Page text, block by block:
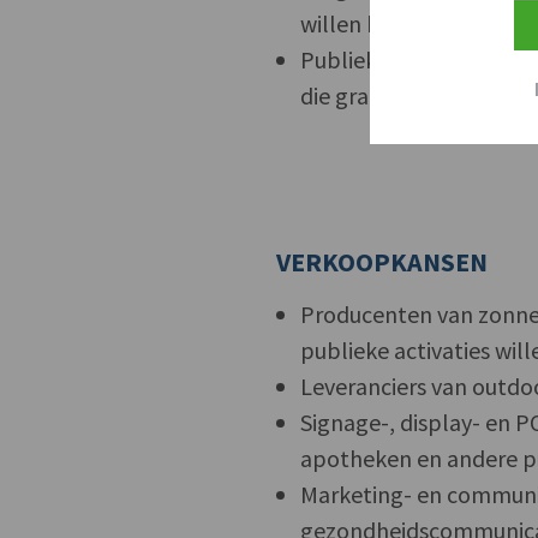
willen koppelen aan
Publieke locaties
die gratis zonnecrème
VERKOOPKANSEN
Producenten van
publieke activaties
Leveranciers van
Signage-, display- en
apotheken en andere
Marketing- en